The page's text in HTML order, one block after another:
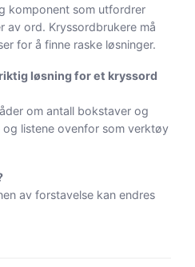
komponent som utfordrer
av ord. Kryssordbrukere må
for å finne raske løsninger.
løsning for et kryssord
om antall bokstaver og
og listene ovenfor som verktøy
av forstavelse kan endres